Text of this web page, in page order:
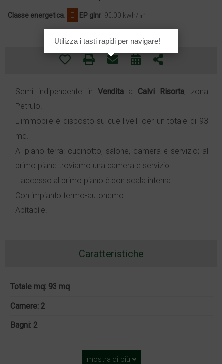
Classe energetica: E EP glnr: 90.00 kwh/㎡
Semi indipendente in Venditaa Calvi Risorta, zona
Petrulo.
L'immobile è disposto su due livelli oer un totale di 93
mq.
Al piano terra: cucinotto, salone, camera e servizio; al
primo piano troviamo una camera e servizio.
L'accesso al primo piano è con scala interna.
Con impianto termo-autonomo.
Abitabile.
Caratteristiche
Totale mq: 93 mq
Camere: 2
Bagni: 2
mostra di più
Utilizza i tasti rapidi per navigare!